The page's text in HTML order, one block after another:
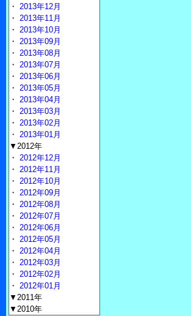
・ 2013年12月
・ 2013年11月
・ 2013年10月
・ 2013年09月
・ 2013年08月
・ 2013年07月
・ 2013年06月
・ 2013年05月
・ 2013年04月
・ 2013年03月
・ 2013年02月
・ 2013年01月
▼2012年
・ 2012年12月
・ 2012年11月
・ 2012年10月
・ 2012年09月
・ 2012年08月
・ 2012年07月
・ 2012年06月
・ 2012年05月
・ 2012年04月
・ 2012年03月
・ 2012年02月
・ 2012年01月
▼2011年
▼2010年